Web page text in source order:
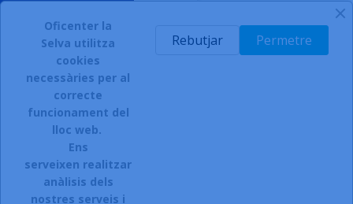
INSCRIURE'S AL BUTLLETÍ
Accepto el termes, condicions de servei i la política de
privacitat d'aquest lloc web.
Oficenter la
Selva utilitza
cookies
necessàries per al
correcte
funcionament del
lloc web.
Ens
serveixen realitzar
anàlisis dels
nostres serveis i
Permetre
Rebutjar